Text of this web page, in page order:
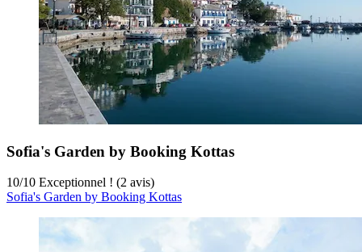
Sofia's Garden by Booking Kottas
10/10 Exceptionnel ! (2 avis)
Sofia's Garden by Booking Kottas